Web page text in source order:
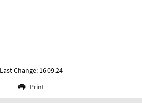
Last Change: 16.09.24
Print